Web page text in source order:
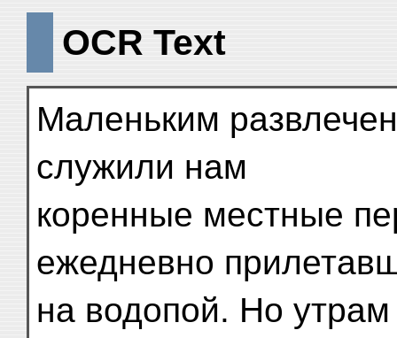
OCR Text
Маленьким
служили нам
коренные местные
ежедневно
на водопой. Но